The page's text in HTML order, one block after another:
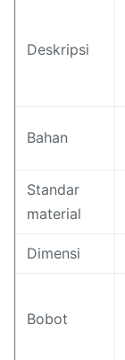
Deskripsi
Bahan
Standar
material
Dimensi
Bobot